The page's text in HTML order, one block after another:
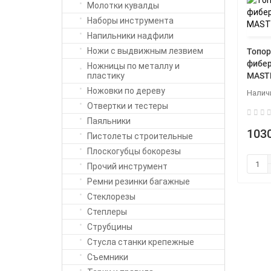
Молотки кувалды
Наборы инструмента
Напильники надфили
Ножи с выдвижным лезвием
Ножницы по металлу и
пластику
Ножовки по дереву
Отвертки и тестеры
Паяльники
Пистолеты строительные
Плоскогубцы бокорезы
Прочий инструмент
Ремни резинки багажные
Стеклорезы
Степлеры
Струбцины
Стусла станки крепежные
Съемники